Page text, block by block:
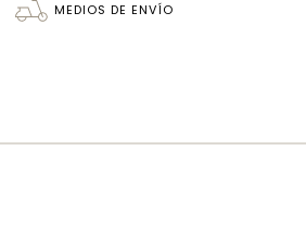
MEDIOS DE ENVÍO